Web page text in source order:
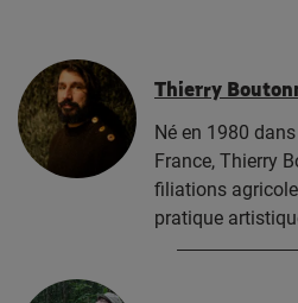
Thierry
Né en 1980
France, Thierry
filiations
pratique